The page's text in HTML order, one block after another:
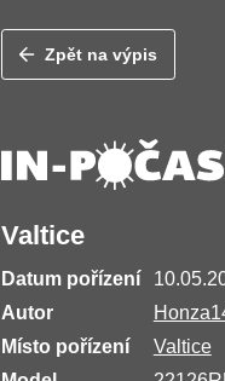
Zpět na výpis
Valtice
Datum pořízení
Autor
Místo pořízení
Valtice